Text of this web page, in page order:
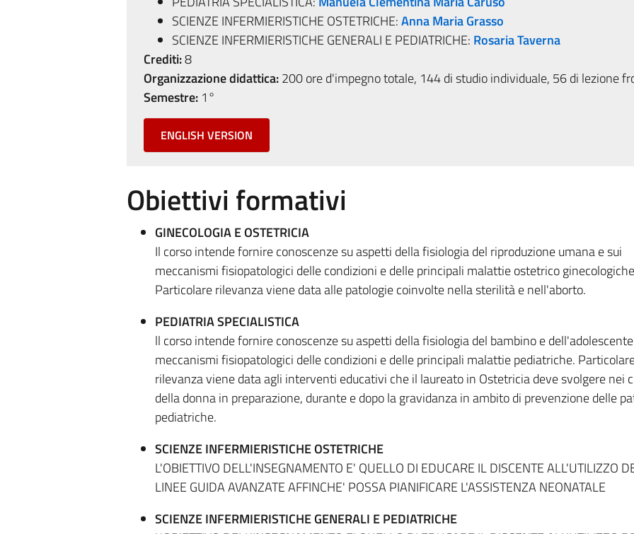
SCIENZE INFERMIERISTICHE OSTETRICHE:Anna Maria Grasso
SCIENZE INFERMIERISTICHE GENERALI E PEDIATRICHE: Rosaria Taverna
Crediti:8
Organizzazione didattica:200 ore d'impegno totale, 144 di studio individuale, 56 di lezione
Semestre:1°
ENGLISH VERSION
Obiettivi formativi
GINECOLOGIA E OSTETRICIA
Il corso intende fornire conoscenze su aspetti della fisiologia del riproduzione umana e sui
meccanismi fisiopatologici delle condizioni e delle principali malattie ostetrico
Particolare rilevanza viene data alle patologie coinvolte nella sterilità e nell'aborto.
PEDIATRIA SPECIALISTICA
ll corso intende fornire conoscenze su aspetti della fisiologia del bambino e
meccanismi fisiopatologici delle condizioni e delle principali malattie pediatriche.
rilevanza viene data agli interventi educativi che il laureato in Ostetricia deve svolgere nei
della donna in preparazione, durante e dopo la gravidanza in ambito di prevenzione delle
pediatriche.
SCIENZE INFERMIERISTICHE OSTETRICHE
L'OBIETTIVO DELL'INSEGNAMENTO E' QUELLO DI EDUCARE IL DISCENTE ALL'UTILIZZO
LINEE GUIDA AVANZATE AFFINCHE' POSSA PIANIFICARE L'ASSISTENZA NEONATALE
SCIENZE INFERMIERISTICHE GENERALI E PEDIATRICHE